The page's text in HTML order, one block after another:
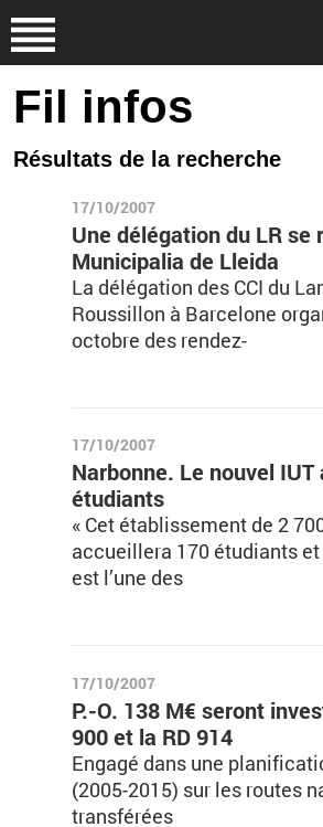
Fil infos
Résultats de la recherche
17/10/2007
Une délégation du LR se
Municipalia de Lleida
La délégation des CCI du
Roussillon à Barcelone
octobre des rendez-
17/10/2007
Narbonne. Le nouvel
étudiants
« Cet établissement de 2
accueillera 170 étudiants
est l’une des
17/10/2007
P.-O. 138 M€ seront
900 et la RD 914
Engagé dans une
(2005-2015) sur les routes
transférées